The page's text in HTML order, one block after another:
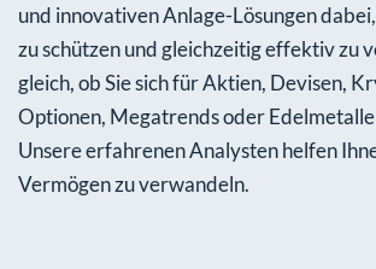
und innovativen Anlage-Lösungen
zu schützen und gleichzeitig effektiv zu
gleich, ob Sie sich für Aktien, Devisen,
Optionen, Megatrends oder
Unsere erfahrenen Analysten helfen
Vermögen zu verwandeln.